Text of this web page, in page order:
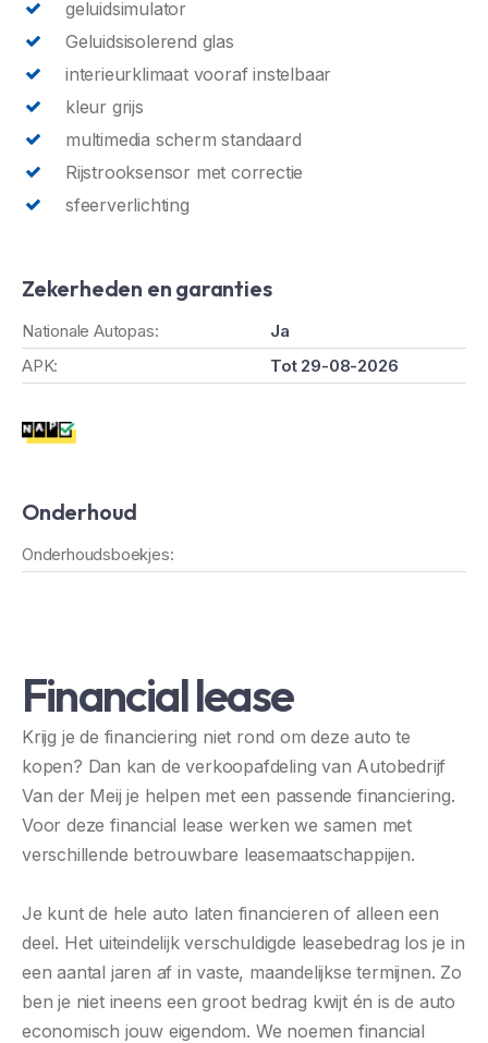
geluidsimulator
Geluidsisolerend glas
interieurklimaat vooraf instelbaar
kleur grijs
multimedia scherm standaard
Rijstrooksensor met correctie
sfeerverlichting
Zekerheden en garanties
Nationale Autopas:
Ja
APK:
Tot 29-08-2026
Onderhoud
Onderhoudsboekjes:
Financial lease
Krijg je de financiering niet rond om deze auto te
kopen? Dan kan de verkoopafdeling van Autobedrijf
Van der Meij je helpen met een passende financiering.
Voor deze financial lease werken we samen met
verschillende betrouwbare leasemaatschappijen.
Je kunt de hele auto laten financieren of alleen een
deel. Het uiteindelijk verschuldigde leasebedrag los je in
een aantal jaren af in vaste, maandelijkse termijnen. Zo
ben je niet ineens een groot bedrag kwijt én is de auto
economisch jouw eigendom. We noemen financial